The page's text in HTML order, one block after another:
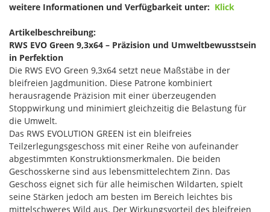
weitere Informationen und Verfügbarkeit unter: Klick
Artikelbeschreibung:
RWS EVO Green 9,3x64 – Präzision und Umweltbewusstsein
in Perfektion
Die RWS EVO Green 9,3x64 setzt neue Maßstäbe in der
bleifreien Jagdmunition. Diese Patrone kombiniert
herausragende Präzision mit einer überzeugenden
Stoppwirkung und minimiert gleichzeitig die Belastung für
die Umwelt.
Das RWS EVOLUTION GREEN ist ein bleifreies
Teilzerlegungsgeschoss mit einer Reihe von aufeinander
abgestimmten Konstruktionsmerkmalen. Die beiden
Geschosskerne sind aus lebensmittelechtem Zinn. Das
Geschoss eignet sich für alle heimischen Wildarten, spielt
seine Stärken jedoch am besten im Bereich leichtes bis
mittelschweres Wild aus. Der Wirkungsvorteil des bleifreien